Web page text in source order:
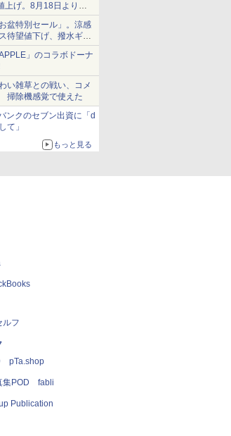
上げ。8月18日より
盆特別セール」。涼感
待望値下げ、撥水ギア
」のコラボドーナ
い雑草との戦い、コメ
掃除機感覚で使えた
ンクのセブン出資に「d
て」
もっと見る
ルフ
pTa.shop
集POD fabli
Publication